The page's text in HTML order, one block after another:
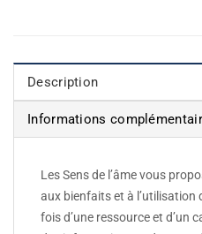
Description
Informations
Les Sens de l’âme vous
aux bienfaits et à l’utilisation
fois d’une ressource et d’un